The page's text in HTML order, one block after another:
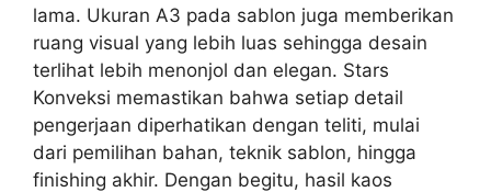
lama. Ukuran A3 pada sablon juga memberikan
ruang visual yang lebih luas sehingga desain
terlihat lebih menonjol dan elegan. Stars
Konveksi memastikan bahwa setiap detail
pengerjaan diperhatikan dengan teliti, mulai
dari pemilihan bahan, teknik sablon, hingga
finishing akhir. Dengan begitu, hasil kaos